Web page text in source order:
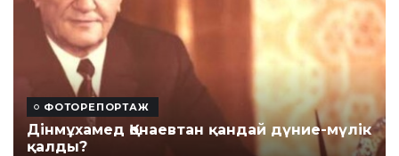
ФОТОРЕПОРТАЖ
Дінмұхамед Қонаевтан қандай дүние-мүлік
қалды?